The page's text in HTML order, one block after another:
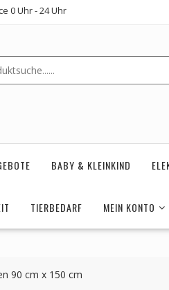
0 Uhr - 24 Uhr
BABY & KLEINKIND
TIERBEDARF MEIN KONTO
90 cm x 150 cm